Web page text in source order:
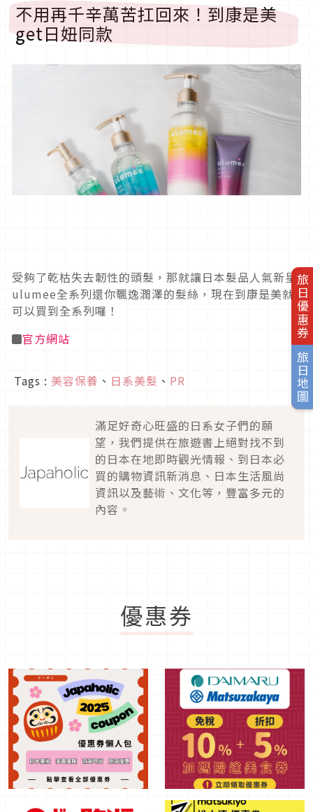
旅日優惠券
旅日地圖
不用再千辛萬苦扛回來！到康是美
get日妞同款
受夠了乾枯失去韌性的頭髮，那就讓日本髮品人氣新星
ulumee全系列還你飄逸潤澤的髮絲，現在到康是美就
可以買到全系列囉！
◼︎官方網站
Tags : 美容保養 、 日系美髮 、 PR
滿足好奇心旺盛的日系女子們的願
望，我們提供在旅遊書上絕對找不到
的日本在地即時觀光情報、到日本必
買的購物資訊新消息、日本生活風尚
資訊以及藝術、文化等，豐富多元的
內容。
優惠券